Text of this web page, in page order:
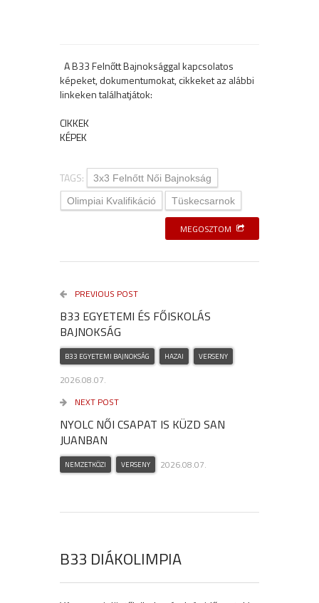
A B33 Felnőtt Bajnoksággal kapcsolatos
képeket, dokumentumokat, cikkeket az alábbi
linkeken találhatjátok:
CIKKEK
KÉPEK
TAGS:
3x3 Felnőtt Női Bajnokság
Olimpiai Kvalifikáció
Tüskecsarnok
MEGOSZTOM
PREVIOUS POST
B33 EGYETEMI ÉS FŐISKOLÁS
BAJNOKSÁG
B33 EGYETEMI BAJNOKSÁG HAZAI VERSENY
2026.08.07.
NEXT POST
NYOLC NŐI CSAPAT IS KÜZD SAN
JUANBAN
NEMZETKÖZI VERSENY 2026.08.07.
B33 DIÁKOLIMPIA